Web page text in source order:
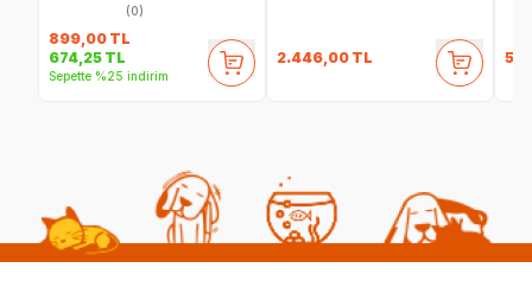
Pınarı - Yedek Filtre Seti
(8’li Paket)
(0)
899,00 TL
674,25 TL
Sepette %25 indirim
2.446,00 TL